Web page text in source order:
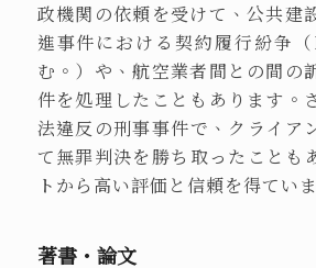
政機関の依頼を受けて、公共建
進事件における契約履行紛争
む。）や、航空業者間との間の
件を処理したこともあります。
法違反の刑事事件で、クライア
て無罪判決を勝ち取ったことも
トから高い評価と信頼を得てい
著書・論文